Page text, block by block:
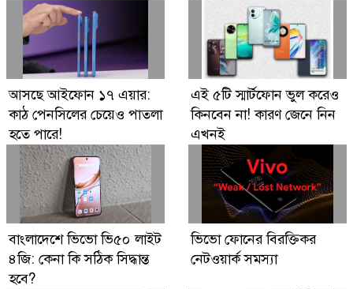
আসছে আইফোন ১৭ এয়ার:
কাঠ পেনসিলের চেয়েও পাতলা
হতে পারে!
এই ৫টি স্মার্টফোন ভুল করেও
কিনবেন না! কারণ জেনে নিন
এখনই
বাংলাদেশে ভিভো ভি৫০ লাইট
৪জি: কেনা কি সঠিক সিদ্ধান্ত
হবে?
ভিভো ফোনের বিরক্তিকর
নেটওয়ার্ক সমস্যা